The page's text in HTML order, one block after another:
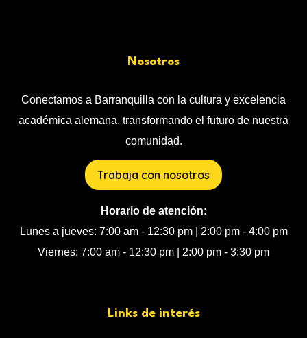
Nosotros
Conectamos a Barranquilla con la cultura y excelencia
académica alemana, transformando el futuro de nuestra
comunidad.
Trabaja con nosotros
Horario de atención:
Lunes a jueves: 7:00 am - 12:30 pm | 2:00 pm - 4:00 pm
Viernes: 7:00 am - 12:30 pm | 2:00 pm - 3:30 pm
Links de interés